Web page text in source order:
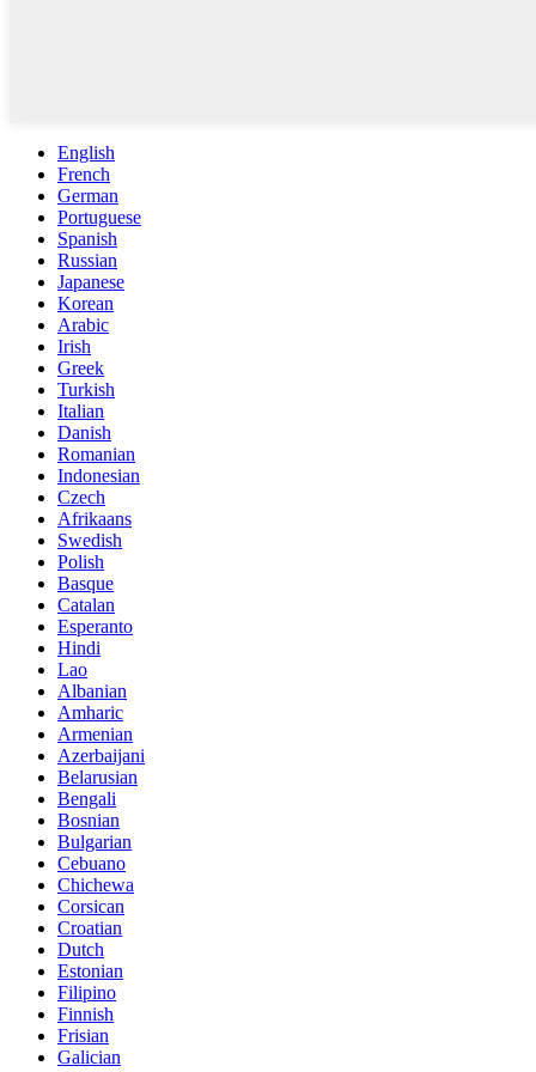
English
French
German
Portuguese
Spanish
Russian
Japanese
Korean
Arabic
Irish
Greek
Turkish
Italian
Danish
Romanian
Indonesian
Czech
Afrikaans
Swedish
Polish
Basque
Catalan
Esperanto
Hindi
Lao
Albanian
Amharic
Armenian
Azerbaijani
Belarusian
Bengali
Bosnian
Bulgarian
Cebuano
Chichewa
Corsican
Croatian
Dutch
Estonian
Filipino
Finnish
Frisian
Galician